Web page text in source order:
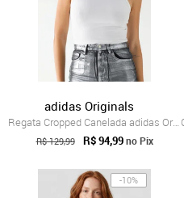
adidas Originals
Regata Cropped Canelada adidas Originals...
R$ 129,99 R$ 94,99 no Pix
-10%